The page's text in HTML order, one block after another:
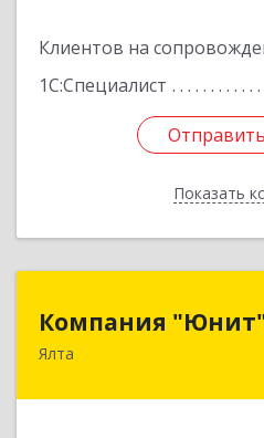
Клиентов на
1С:Специалист
Показать
Компания
Ялта
298600, Крым Респ, Ялта